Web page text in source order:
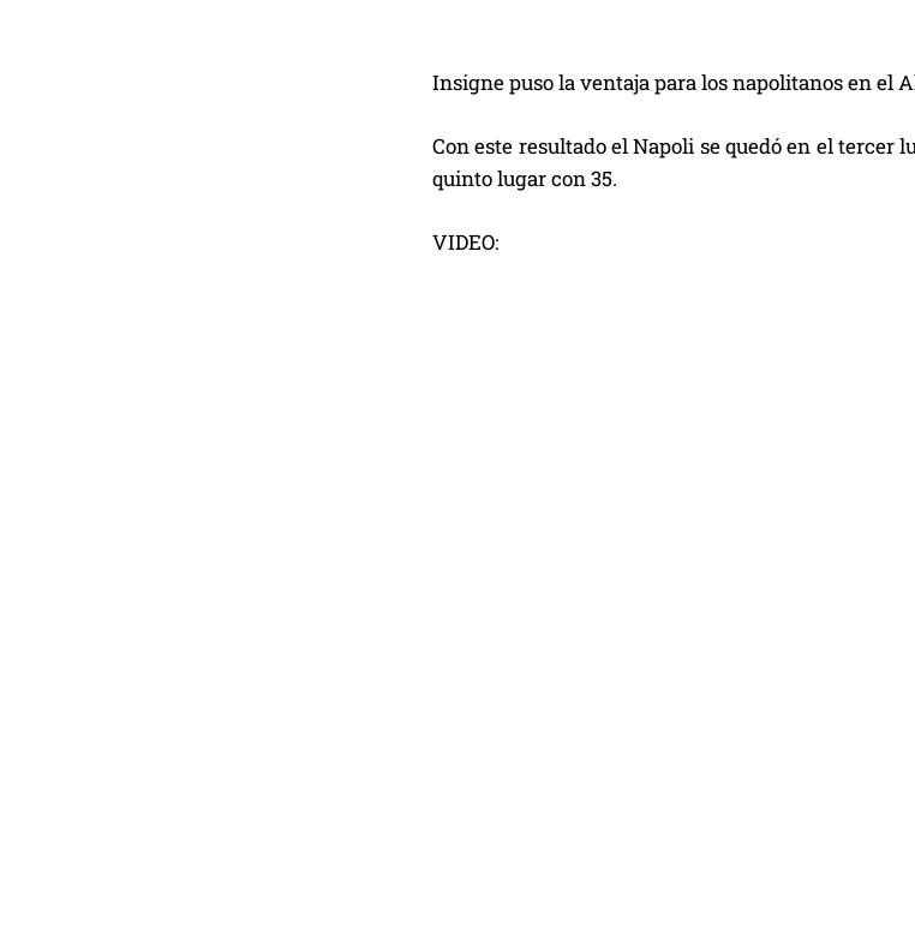
Insigne puso la ventaja para los napolitanos en el
Con este resultado el Napoli se quedó en el
quinto lugar con 35.
VIDEO: